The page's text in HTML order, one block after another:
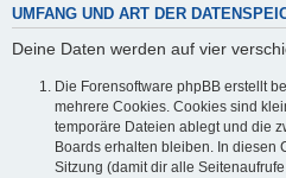
UMFANG UND ART DER
Deine Daten werden auf vier
Die Forensoftware phpBB erstellt
mehrere Cookies. Cookies sind
temporäre Dateien ablegt und die
Boards erhalten bleiben. In diesen
Sitzung (damit dir alle